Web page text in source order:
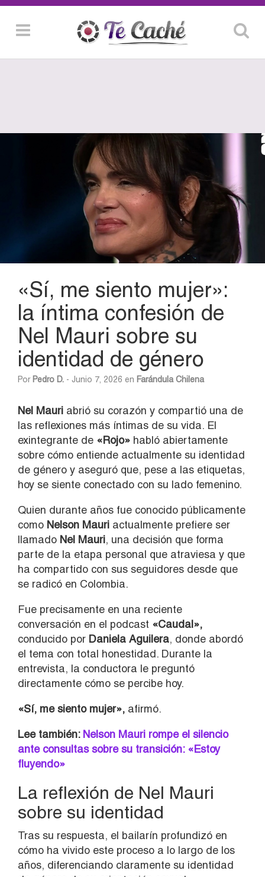
«Sí, me siento mujer»:
la íntima confesión de
Nel Mauri sobre su
identidad de género
Por Pedro D. - Junio 7, 2026 en Farándula Chilena
Nel Mauri abrió su corazón y compartió una de
las reflexiones más íntimas de su vida. El
exintegrante de «Rojo» habló abiertamente
sobre cómo entiende actualmente su identidad
de género y aseguró que, pese a las etiquetas,
hoy se siente conectado con su lado femenino.
Quien durante años fue conocido públicamente
como Nelson Mauri actualmente prefiere ser
llamado Nel Mauri, una decisión que forma
parte de la etapa personal que atraviesa y que
ha compartido con sus seguidores desde que
se radicó en Colombia.
Fue precisamente en una reciente
conversación en el podcast «Caudal»,
conducido por Daniela Aguilera, donde abordó
el tema con total honestidad. Durante la
entrevista, la conductora le preguntó
directamente cómo se percibe hoy.
«Sí, me siento mujer», afirmó.
Lee también:Nelson Mauri rompe el silencio
ante consultas sobre su transición: «Estoy
fluyendo»
La reflexión de Nel Mauri
sobre su identidad
Tras su respuesta, el bailarín profundizó en
cómo ha vivido este proceso a lo largo de los
años, diferenciando claramente su identidad